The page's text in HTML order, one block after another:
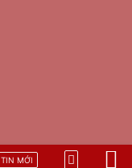
TIN MỚI